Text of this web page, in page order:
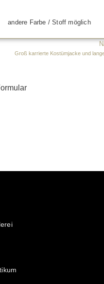
andere Farbe / Stoff möglich
Groß karrierte Kostümjacke und